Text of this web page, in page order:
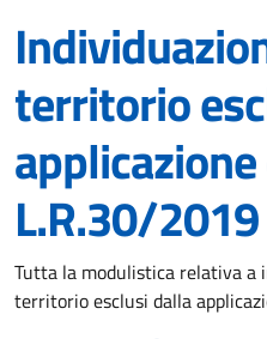
territorio
L.R.30/2019
Dettagli del
Tutta la modulistica relativa a
territorio esclusi dalla